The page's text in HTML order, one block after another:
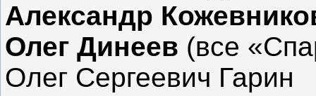
Александр
Олег Динеев (все
Олег Сергеевич Гарин